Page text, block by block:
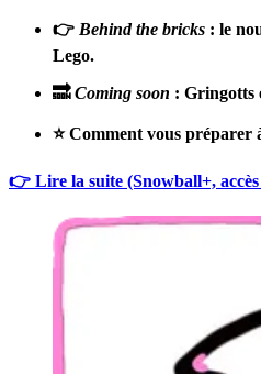
👉 Behind the bricks : le
Lego.
🔜Coming soon : Gringotts
⭐️ Comment vous préparer
👉 Lire la suite (Snowball+,